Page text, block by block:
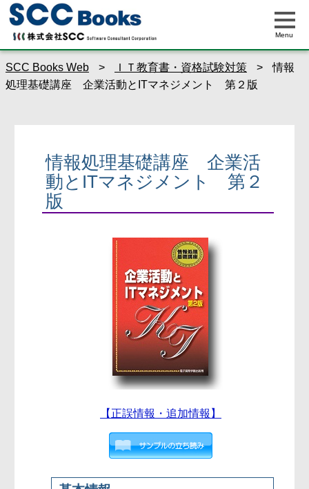
Menu
SCC Books Web > ＩＴ教育書・資格試験対策 >
情報
処理基礎講座 企業活動とITマネジメント 第２版
情報処理基礎講座 企業活
動とITマネジメント 第２
版
【正誤情報・追加情報】